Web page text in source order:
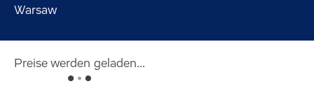
Warsaw
Preise werden geladen...